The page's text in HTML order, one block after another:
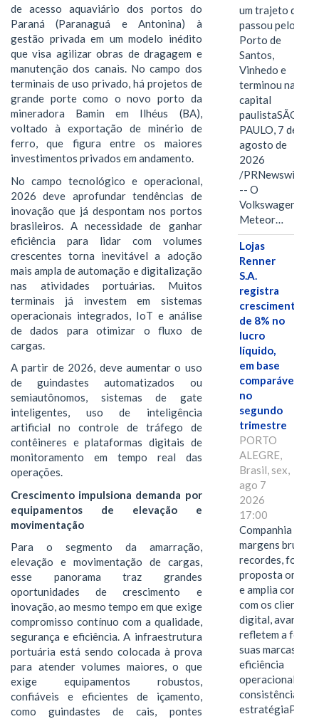
de acesso aquaviário dos portos do
Paraná (Paranaguá e Antonina) à
gestão privada em um modelo inédito
que visa agilizar obras de dragagem e
manutenção dos canais. No campo dos
terminais de uso privado, há projetos de
grande porte como o novo porto da
mineradora Bamin em Ilhéus (BA),
voltado à exportação de minério de
ferro, que figura entre os maiores
investimentos privados em andamento.
No campo tecnológico e operacional,
2026 deve aprofundar tendências de
inovação que já despontam nos portos
brasileiros. A necessidade de ganhar
eficiência para lidar com volumes
crescentes torna inevitável a adoção
mais ampla de automação e digitalização
nas atividades portuárias. Muitos
terminais já investem em sistemas
operacionais integrados, IoT e análise
de dados para otimizar o fluxo de
cargas.
A partir de 2026, deve aumentar o uso
de guindastes automatizados ou
semiautônomos, sistemas de gate
inteligentes, uso de inteligência
artificial no controle de tráfego de
contêineres e plataformas digitais de
monitoramento em tempo real das
operações.
Crescimento impulsiona demanda por
equipamentos de elevação e
movimentação
Para o segmento da amarração,
elevação e movimentação de cargas,
esse panorama traz grandes
oportunidades de crescimento e
inovação, ao mesmo tempo em que exige
compromisso contínuo com a qualidade,
segurança e eficiência. A infraestrutura
portuária está sendo colocada à prova
para atender volumes maiores, o que
exige equipamentos robustos,
confiáveis e eficientes de içamento,
como guindastes de cais, pontes
um trajeto que
passou pelo
Porto de
Santos,
Vinhedo e
terminou na
capital
paulistaSÃO
PAULO, 7 de
agosto de
2026
/PRNewswire/
-- O
Volkswagen
Meteor…
Lojas
Renner
S.A.
registra
crescimento
de 8% no
lucro
líquido,
em base
comparável,
no
segundo
trimestre
PORTO
ALEGRE,
Brasil, sex,
ago 7
2026
17:00
Companhia
margens brutas
recordes,
proposta
e amplia
com os clientes
digital, avanços
refletem a força
suas marcas, a
eficiência
operacional e a
consistência de